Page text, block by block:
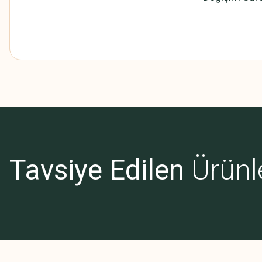
Ürün bilgilerinde hatalar bulunuyor.
Ürün fiyatı diğer sitelerden daha pahalı.
Tavsiye Edilen